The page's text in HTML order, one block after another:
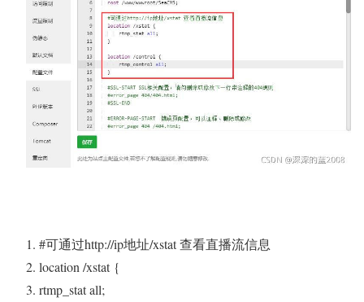
#可通过http://ip地址/xstat 查看直播流信息
location /xstat{
rtmp_stat all;